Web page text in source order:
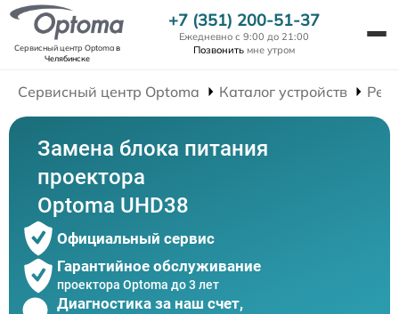
Сервисный центр Optomaв
Челябинске
+7 (351) 200-51-37
Ежедневно с 9:00 до 21:00
Позвонить мне утром
Сервисный центр Optoma Каталог устройств
Замена блока питания
проектора
Optoma UHD38
Официальный сервис
Гарантийное обслуживание
проектора Optoma до 3 лет
Диагностика за наш счет,